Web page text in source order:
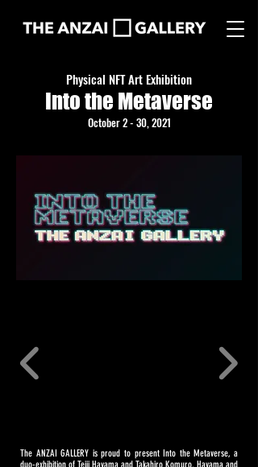
Physical NFT Art Exhibition
Into the Metaverse
October 2 - 30, 2021
The ANZAI GALLERY is proud to present Into the Metaverse, a
duo-exhibition of Teiji Hayama and Takahiro Komuro. Hayama and